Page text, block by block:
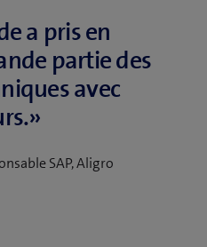
a pris en
partie des
avec
SAP, Aligro